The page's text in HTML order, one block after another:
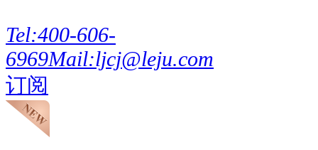
块的高度认可，同时也进一步夯
实了市场信心。当前楼市分化态
势明显，房企投资策略持续向核
心城市核心地块倾斜，此类地块
Tel:400-606-
6969Mail:ljcj@leju.com
订阅